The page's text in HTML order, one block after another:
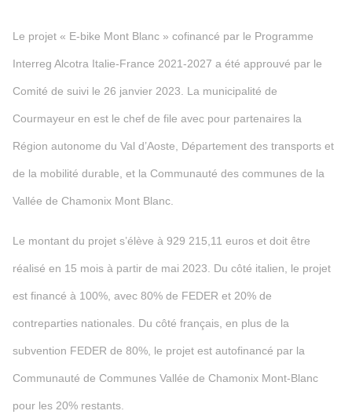
Le projet « E-bike Mont Blanc » cofinancé par le Programme
Interreg Alcotra Italie-France 2021-2027 a été approuvé par le
Comité de suivi le 26 janvier 2023. La municipalité de
Courmayeur en est le chef de file avec pour partenaires la
Région autonome du Val d’Aoste, Département des transports et
de la mobilité durable, et la Communauté des communes de la
Vallée de Chamonix Mont Blanc.
Le montant du projet s’élève à 929 215,11 euros et doit être
réalisé en 15 mois à partir de mai 2023. Du côté italien, le projet
est financé à 100%, avec 80% de FEDER et 20% de
contreparties nationales. Du côté français, en plus de la
subvention FEDER de 80%, le projet est autofinancé par la
Communauté de Communes Vallée de Chamonix Mont-Blanc
pour les 20% restants.